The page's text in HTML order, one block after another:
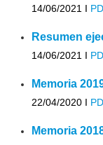
14/06/2021 I
Resumen
14/06/2021 I
Memoria
22/04/2020 I
Memoria